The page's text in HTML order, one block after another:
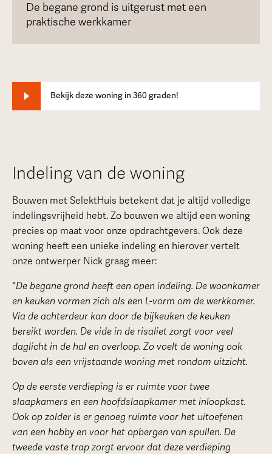
De begane grond is uitgerust met een
praktische werkkamer
Bekijk deze woning in 360 graden!
Indeling van de woning
Bouwen met SelektHuis betekent dat je altijd volledige
indelingsvrijheid hebt. Zo bouwen we altijd een woning
precies op maat voor onze opdrachtgevers. Ook deze
woning heeft een unieke indeling en hierover vertelt
onze ontwerper Nick graag meer:
"De begane grond heeft een open indeling. De woonkamer
en keuken vormen zich als een L-vorm om de werkkamer.
Via de achterdeur kan door de bijkeuken de keuken
bereikt worden. De vide in de risaliet zorgt voor veel
daglicht in de hal en overloop. Zo voelt de woning ook
boven als een vrijstaande woning met rondom uitzicht.
Op de eerste verdieping is er ruimte voor twee
slaapkamers en een hoofdslaapkamer met inloopkast.
Ook op zolder is er genoeg ruimte voor het uitoefenen
van een hobby en voor het opbergen van spullen. De
tweede vaste trap zorgt ervoor dat deze verdieping